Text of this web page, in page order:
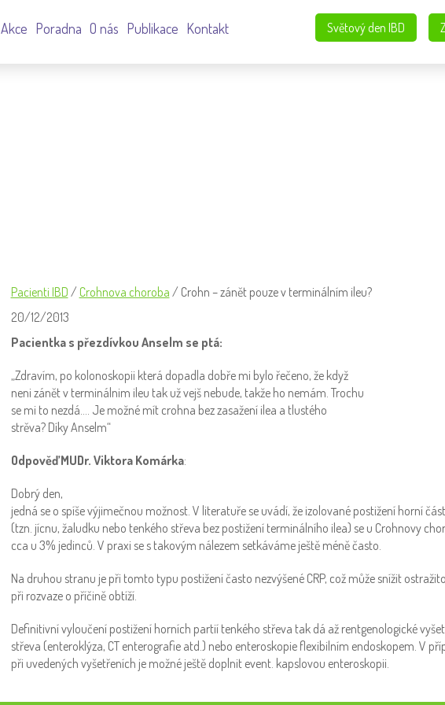
Světový den IBD
Akce Poradna O nás Publikace Kontakt
Pacienti IBD / Crohnova choroba / Crohn – zánět pouze v terminálním ileu?
20/12/2013
Pacientka s přezdívkou Anselm se ptá:
„Zdravím, po kolonoskopii která dopadla dobře mi bylo řečeno, že když
neni zánět v terminálnim ileu tak už vejš nebude, takže ho nemám. Trochu
se mi to nezdá…. Je možné mít crohna bez zasažení ilea a tlustého
strěva? Díky Anselm“
Odpověď MUDr. Viktora Komárka:
Dobrý den,
jedná se o spíše výjimečnou možnost. V literatuře se uvádí, že izolované postižení horní
(tzn. jícnu, žaludku nebo tenkého střeva bez postižení terminálního ilea) se u Crohnovy
cca u 3% jedinců. V praxi se s takovým nálezem setkáváme ještě méně často.
Na druhou stranu je při tomto typu postižení často nezvýšené CRP, což může snížit
při rozvaze o příčině obtíží.
Definitivní vyloučení postižení horních partií tenkého střeva tak dá až rentgenologické
střeva (enteroklýza, CT enterografie atd.) nebo enteroskopie flexibilním endoskopem. V
při uvedených vyšetřeních je možné ještě doplnit event. kapslovou enteroskopii.